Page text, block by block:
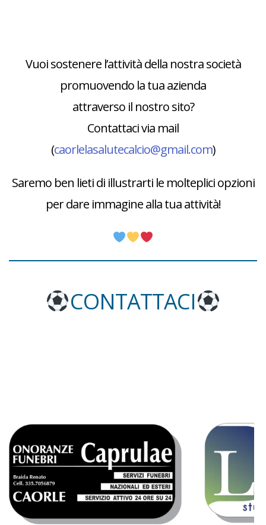
Vuoi sostenere l’attività della nostra società
promuovendo la tua azienda
attraverso il nostro sito?
Contattaci via mail
(caorlelasalutecalcio@gmail.com)
Saremo ben lieti di illustrarti le molteplici opzioni
per dare immagine alla tua attività!
CONTATTACI